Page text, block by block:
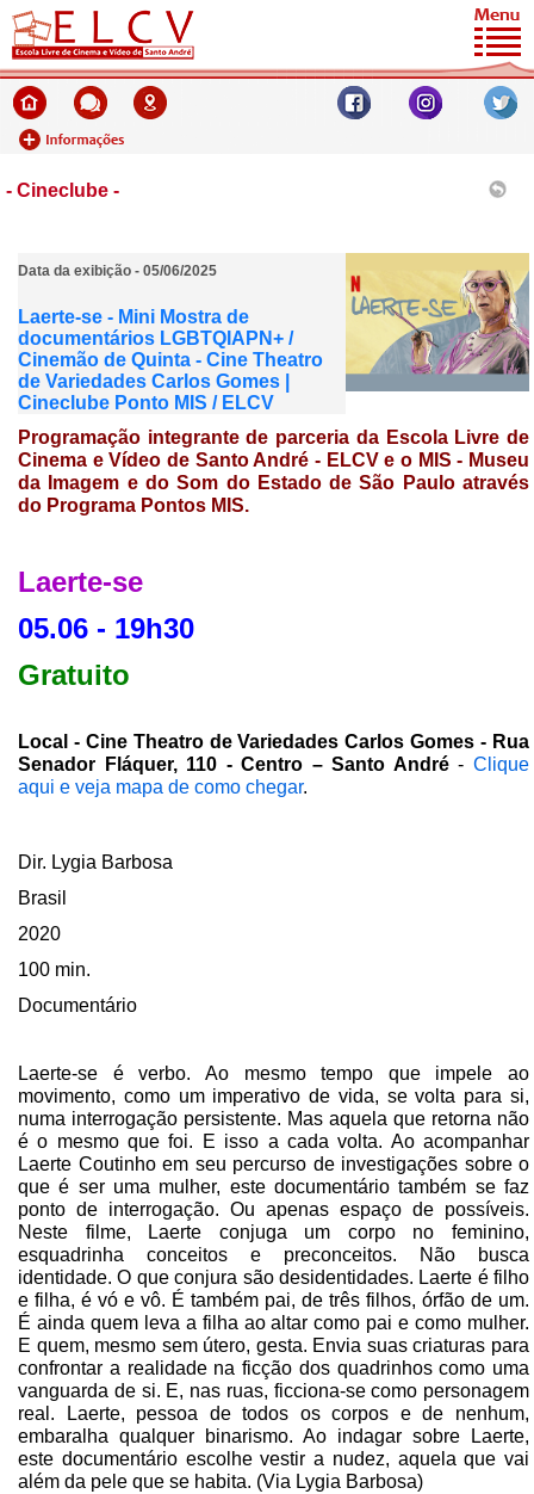
- Cineclube -
Data da exibição - 05/06/2025
Laerte-se - Mini Mostra de
documentários LGBTQIAPN+ /
Cinemão de Quinta - Cine Theatro
de Variedades Carlos Gomes |
Cineclube Ponto MIS / ELCV
Programação integrante de parceria da Escola Livre de
Cinema e Vídeo de Santo André - ELCV e o MIS - Museu
da Imagem e do Som do Estado de São Paulo através
do Programa Pontos MIS.
Laerte-se
05.06 - 19h30
Gratuito
Local - Cine Theatro de Variedades Carlos Gomes - Rua
Senador Fláquer, 110 - Centro – Santo André-Clique
aqui e veja mapa de como chegar.
Dir. Lygia Barbosa
Brasil
2020
100 min.
Documentário
Laerte-se é verbo. Ao mesmo tempo que impele ao
movimento, como um imperativo de vida, se volta para si,
numa interrogação persistente. Mas aquela que retorna não
é o mesmo que foi. E isso a cada volta. Ao acompanhar
Laerte Coutinho em seu percurso de investigações sobre o
que é ser uma mulher, este documentário também se faz
ponto de interrogação. Ou apenas espaço de possíveis.
Neste filme, Laerte conjuga um corpo no feminino,
esquadrinha conceitos e preconceitos. Não busca
identidade. O que conjura são desidentidades. Laerte é filho
e filha, é vó e vô. É também pai, de três filhos, órfão de um.
É ainda quem leva a filha ao altar como pai e como mulher.
E quem, mesmo sem útero, gesta. Envia suas criaturas para
confrontar a realidade na ficção dos quadrinhos como uma
vanguarda de si. E, nas ruas, ficciona-se como personagem
real. Laerte, pessoa de todos os corpos e de nenhum,
embaralha qualquer binarismo. Ao indagar sobre Laerte,
este documentário escolhe vestir a nudez, aquela que vai
além da pele que se habita. (Via Lygia Barbosa)